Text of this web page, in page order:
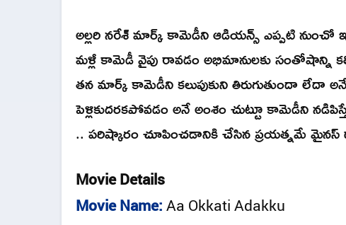
అల్లరి నరేశ్ మార్క్ కామెడీని ఆడియన్స్ ఎప్పటి నుంచో
మళ్లీ కామెడీ వైపు రావడం అభిమానులకు
తన మార్క్ కామెడీని కలుపుకుని తిరుగుతుందా లేదా
పెళ్లికుదరకపోవడం అనే అంశం చుట్టూ కామెడీని
.. పరిష్కారం చూపించడానికి చేసిన ప్రయత్నమే మైనస్
Movie Details
Movie Name: Aa Okkati Adakku